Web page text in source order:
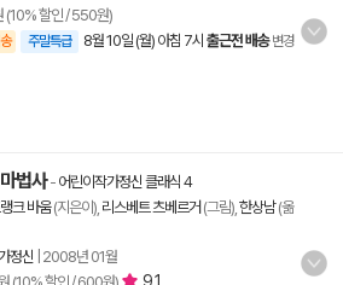
(10% 할인 / 550원)
주말특급 8월 10일 (월) 아침 7시 출근전 배송 변경
법사- 어린이작가정신 클래식 4
크 바움(지은이), 리스베트 츠베르거 (그림), 한상남(옮
정신
2008년 01월